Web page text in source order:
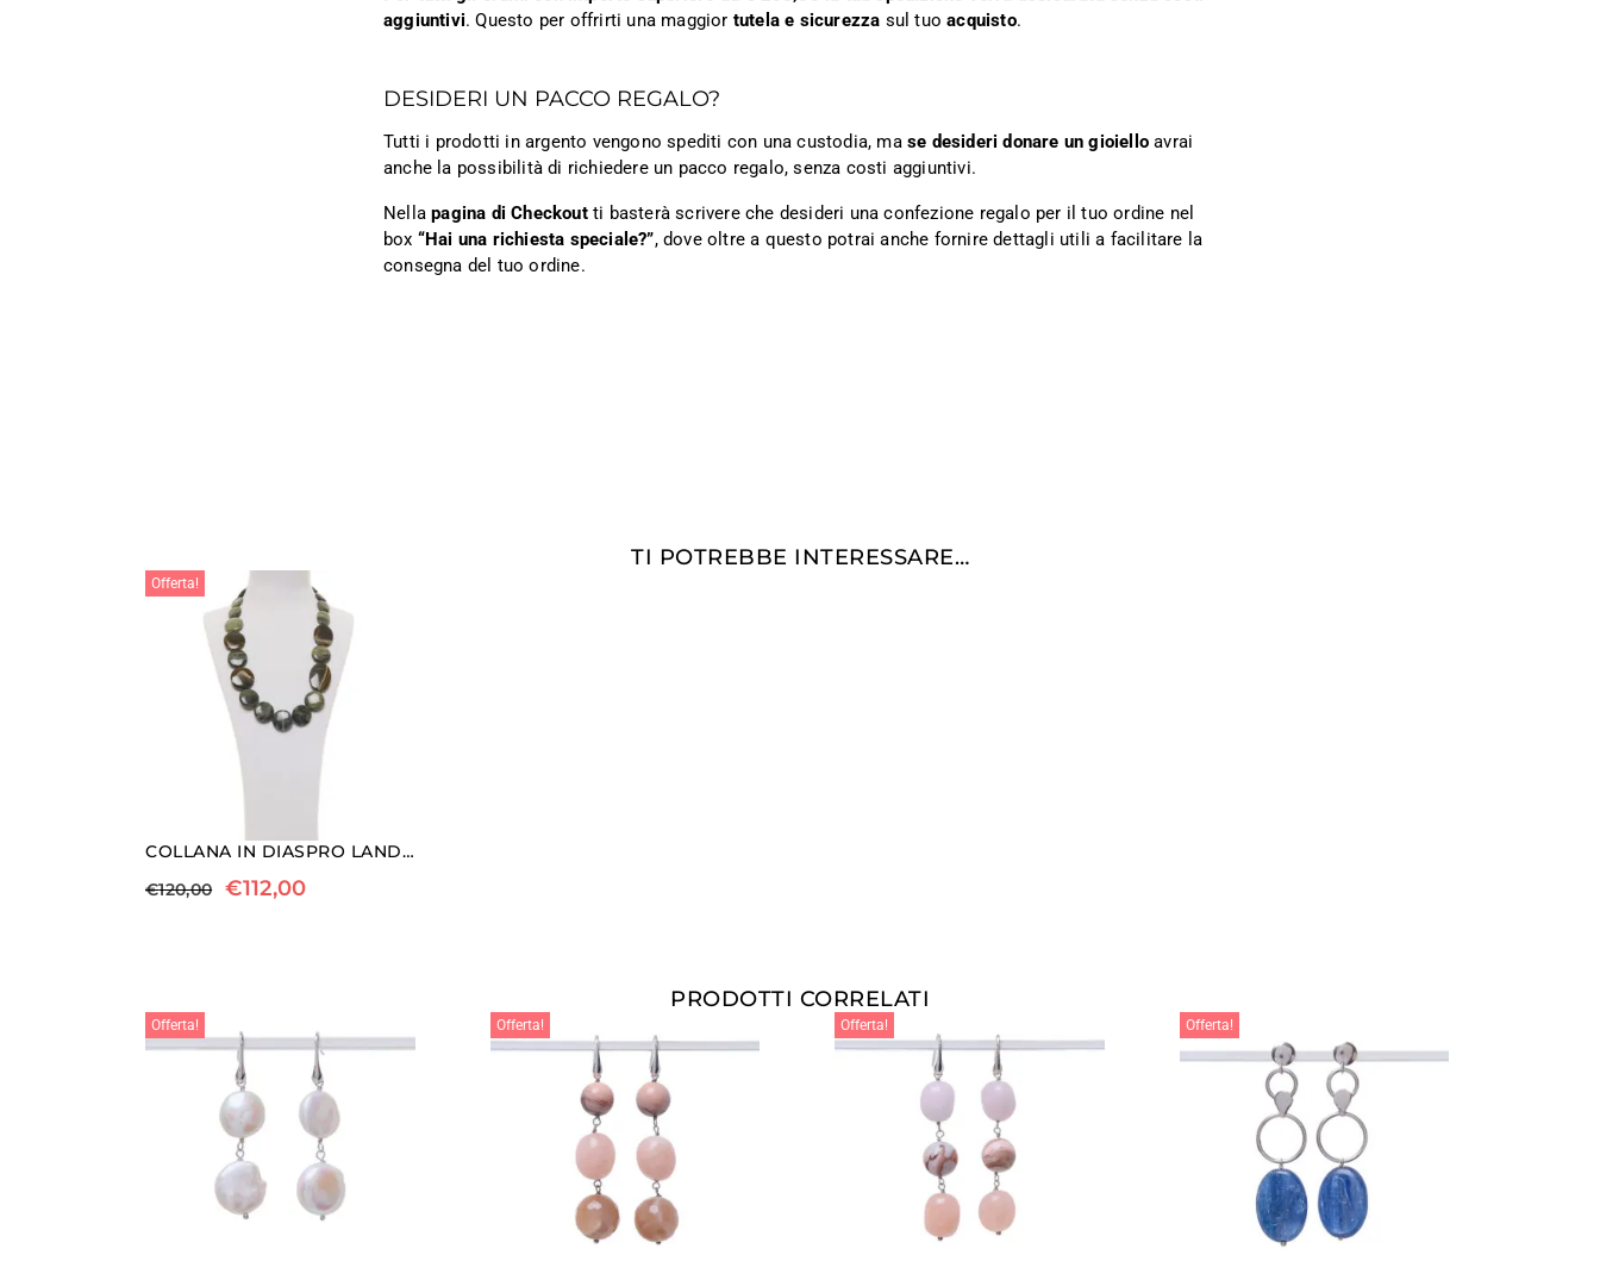
aggiuntivi. Questo per offrirti una maggior tutela e sicurezza sul tuoacquisto.
DESIDERI UN PACCO REGALO?
Tutti i prodotti in argento vengono spediti con una custodia, ma se desideri donare un gioiello avrai
anche la possibilità di richiedere un pacco regalo, senza costi aggiuntivi.
Nellapagina di Checkoutti basterà scrivere che desideri una confezione regalo per il tuo ordine nel
box “Hai una richiesta speciale?”, dove oltre a questo potrai anche fornire dettagli utili a facilitare la
consegna del tuo ordine.
TI POTREBBE INTERESSARE…
Offerta!
COLLANA IN DIASPRO LANDSCAPE ED AGATA SALVIA
€120,00 €112,00
PRODOTTI CORRELATI
Offerta! Offerta! Offerta! Offerta!